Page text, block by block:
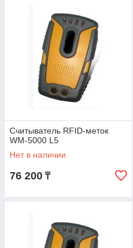
Считыватель RFID-меток
WM-5000 L5
Нет в наличии
76 200 ₸